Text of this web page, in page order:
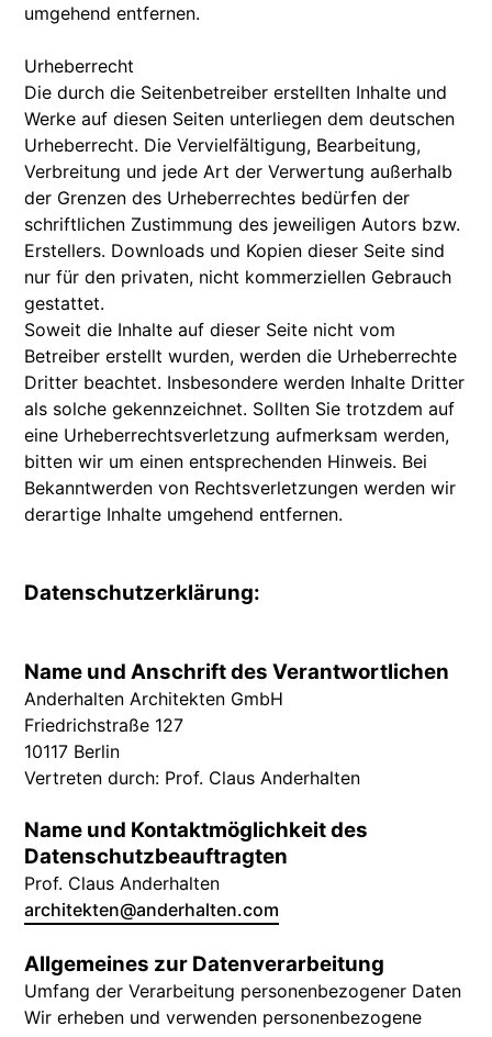
umgehend entfernen.
Urheberrecht
Die durch die Seitenbetreiber erstellten Inhalte und
Werke auf diesen Seiten unterliegen dem deutschen
Urheberrecht. Die Vervielfältigung, Bearbeitung,
Verbreitung und jede Art der Verwertung außerhalb
der Grenzen des Urheberrechtes bedürfen der
schriftlichen Zustimmung des jeweiligen Autors bzw.
Erstellers. Downloads und Kopien dieser Seite sind
nur für den privaten, nicht kommerziellen Gebrauch
gestattet.
Soweit die Inhalte auf dieser Seite nicht vom
Betreiber erstellt wurden, werden die Urheberrechte
Dritter beachtet. Insbesondere werden Inhalte Dritter
als solche gekennzeichnet. Sollten Sie trotzdem auf
eine Urheberrechtsverletzung aufmerksam werden,
bitten wir um einen entsprechenden Hinweis. Bei
Bekanntwerden von Rechtsverletzungen werden wir
derartige Inhalte umgehend entfernen.
Datenschutzerklärung:
Name und Anschrift des Verantwortlichen
Anderhalten Architekten GmbH
Friedrichstraße 127
10117 Berlin
Vertreten durch: Prof. Claus Anderhalten
Name und Kontaktmöglichkeit des
Datenschutzbeauftragten
Prof. Claus Anderhalten
architekten@anderhalten.com
Allgemeines zur Datenverarbeitung
Umfang der Verarbeitung personenbezogener Daten
Wir erheben und verwenden personenbezogene